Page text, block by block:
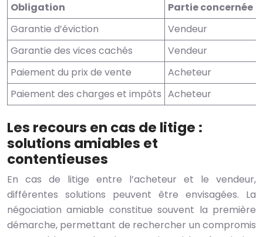
Obligation Partie concernée
Garantie d’éviction
Vendeur
Garantie des vices cachés
Vendeur
Paiement du prix de vente
Acheteur
Paiement des charges et impôts Acheteur
Les recours en cas de litige :
solutions amiables et
contentieuses
En cas de litige entre l’acheteur et le vendeur,
différentes solutions peuvent être envisagées. La
négociation amiable constitue souvent la première
démarche, permettant de rechercher un compromis